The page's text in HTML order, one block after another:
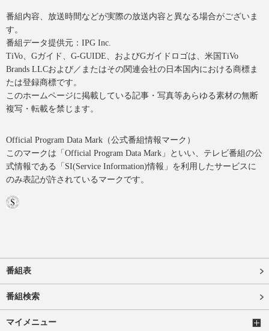
番組内容、放送時間などが実際の放送内容と異なる場合がございま
す。
番組データ提供元：IPG Inc.
TiVo、Gガイド、G-GUIDE、およびGガイドロゴは、米国TiVo
Brands LLCおよび／またはその関連会社の日本国内における商標ま
たは登録商標です。
このホームページに掲載している記事・写真等あらゆる素材の無断
複写・転載を禁じます。
Official Program Data Mark（公式番組情報マーク）
このマークは「Official Program Data Mark」といい、テレビ番組の公
式情報である「SI(Service Information)情報」を利用したサービスに
のみ表記が許されているマークです。
番組表
番組検索
マイメニュー